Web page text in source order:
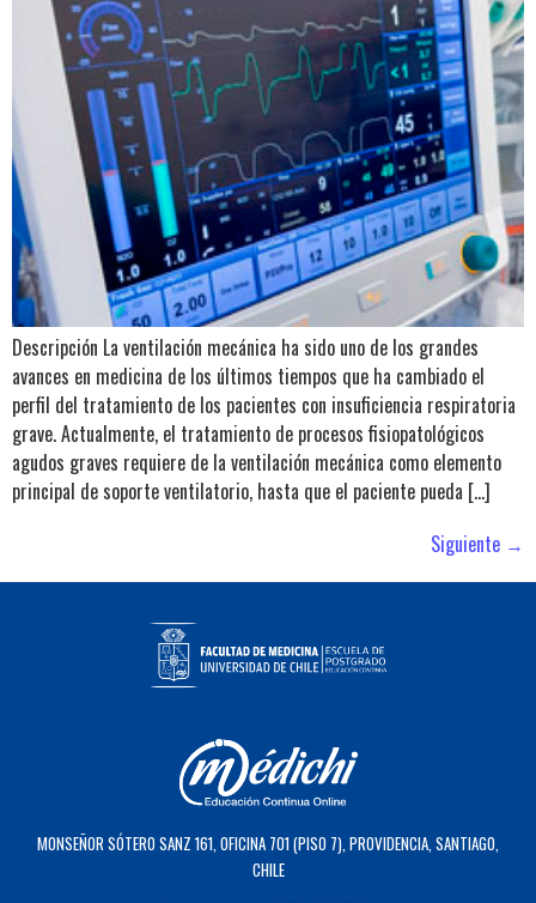
Descripción La ventilación mecánica ha sido uno de los grandes
avances en medicina de los últimos tiempos que ha cambiado el
perfil del tratamiento de los pacientes con insuficiencia respiratoria
grave. Actualmente, el tratamiento de procesos fisiopatológicos
agudos graves requiere de la ventilación mecánica como elemento
principal de soporte ventilatorio, hasta que el paciente pueda […]
Siguiente →
MONSEÑOR SÓTERO SANZ 161, OFICINA 701 (PISO 7), PROVIDENCIA, SANTIAGO,
CHILE